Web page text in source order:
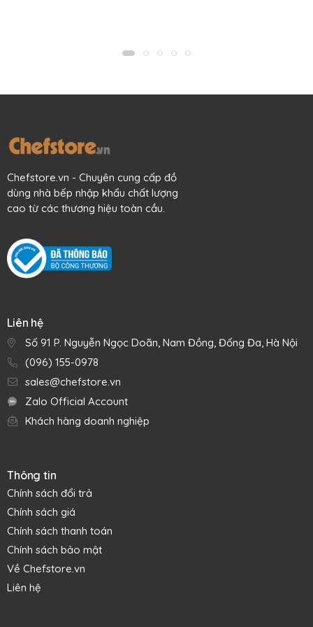
Với thiết kế đơn giản kiểu truyền thống, phù hợp với nhiều
chức năng nên chiếc hộp thủy tinh của Pyrex vô cùng linh
lâu dài trong khu bếp của bạn.
Thủy tinh chịu nhiệt truyền nhiệt với tốc độ đều, ổn định giúp
thúc đẩy quá trình nướng đồng đều và bánh đạt độ chín
Chefstore.vn - Chuyên cung cấp đồ
dùng nhà bếp nhập khẩu chất lượng
cao từ các thương hiệu toàn cầu.
Liên hệ
Số 91 P. Nguyễn Ngọc Doãn, Nam Đồng, Đống Đa, Hà Nội
(096) 155-0978
sales@chefstore.vn
Zalo Official Account
Khách hàng doanh nghiệp
Thông tin
Chính sách đổi trả
Chính sách giá
Chính sách thanh toán
Chính sách bảo mật
Về Chefstore.vn
Liên hệ